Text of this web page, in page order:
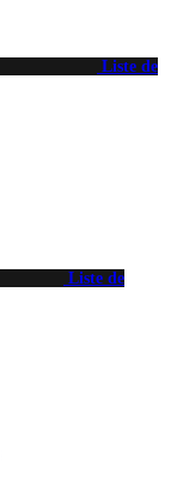
Liste de
Liste de